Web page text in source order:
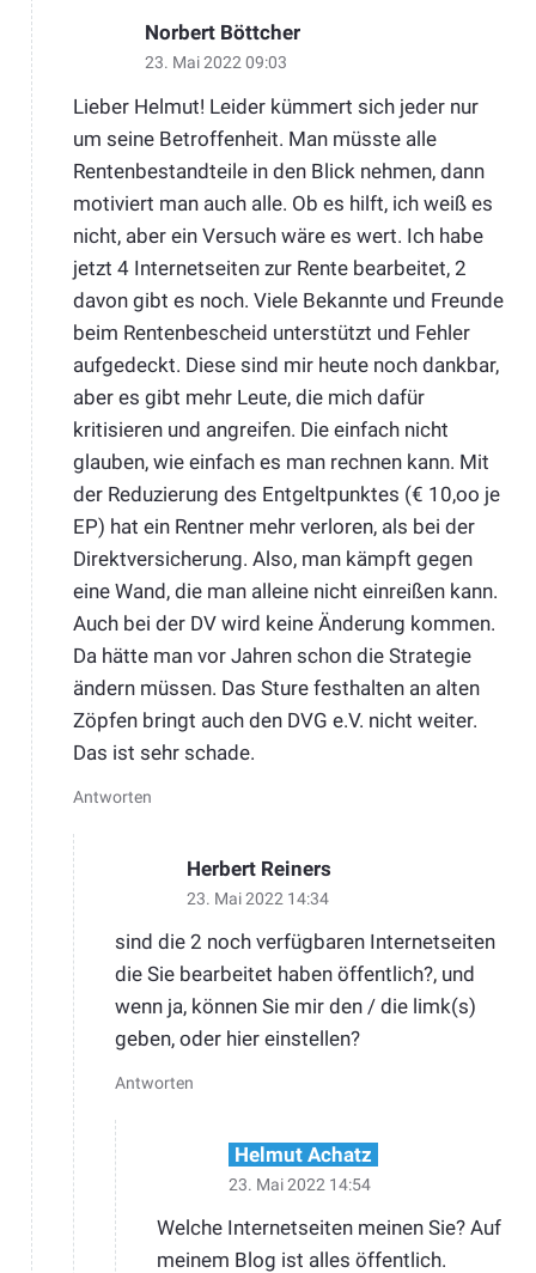
Norbert Böttcher
23. Mai 2022 09:03
Lieber Helmut! Leider kümmert sich jeder nur
um seine Betroffenheit. Man müsste alle
Rentenbestandteile in den Blick nehmen, dann
motiviert man auch alle. Ob es hilft, ich weiß es
nicht, aber ein Versuch wäre es wert. Ich habe
jetzt 4 Internetseiten zur Rente bearbeitet, 2
davon gibt es noch. Viele Bekannte und Freunde
beim Rentenbescheid unterstützt und Fehler
aufgedeckt. Diese sind mir heute noch dankbar,
aber es gibt mehr Leute, die mich dafür
kritisieren und angreifen. Die einfach nicht
glauben, wie einfach es man rechnen kann. Mit
der Reduzierung des Entgeltpunktes (€ 10,oo je
EP) hat ein Rentner mehr verloren, als bei der
Direktversicherung. Also, man kämpft gegen
eine Wand, die man alleine nicht einreißen kann.
Auch bei der DV wird keine Änderung kommen.
Da hätte man vor Jahren schon die Strategie
ändern müssen. Das Sture festhalten an alten
Zöpfen bringt auch den DVG e.V. nicht weiter.
Das ist sehr schade.
Antworten
Herbert Reiners
23. Mai 2022 14:34
sind die 2 noch verfügbaren Internetseiten
die Sie bearbeitet haben öffentlich?, und
wenn ja, können Sie mir den / die limk(s)
geben, oder hier einstellen?
Antworten
Helmut Achatz
23. Mai 2022 14:54
Welche Internetseiten meinen Sie? Auf
meinem Blog ist alles öffentlich.